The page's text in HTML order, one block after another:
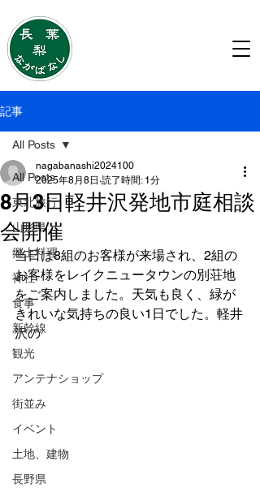
記事
All Posts
東北旅行
山形県
郷土料理
神社
食事
新幹線
観光
アンテナショップ
街並み
イベント
土地、建物
長野県
All Posts
8月3日軽井沢発地市庭相談
会開催
nagabanashi2024100
2025年8月8日 読了時間: 1分
当日は8組のお客様が来場され、2組の
お客様をレイクニュータウンの別荘地
をご案内しました。天気も良く、緑が
きれいな気持ちの良い1日でした。軽井
沢の